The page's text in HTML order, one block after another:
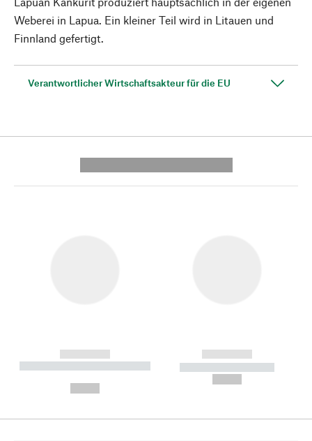
Weberei in Lapua. Ein kleiner Teil wird in Litauen und
Finnland gefertigt.
Verantwortlicher Wirtschaftsakteur für die EU
------------
----------- ----------- --------
------------
----------- -----------